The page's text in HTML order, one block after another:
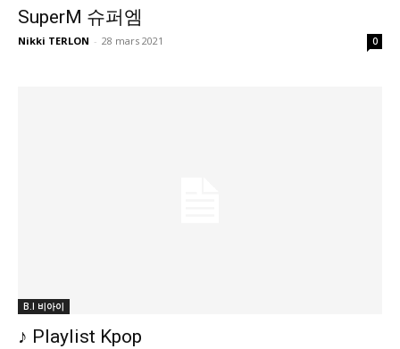
SuperM 슈퍼엠
Nikki TERLON - 28 mars 2021 0
B.I 비아이
♪ Playlist Kpop